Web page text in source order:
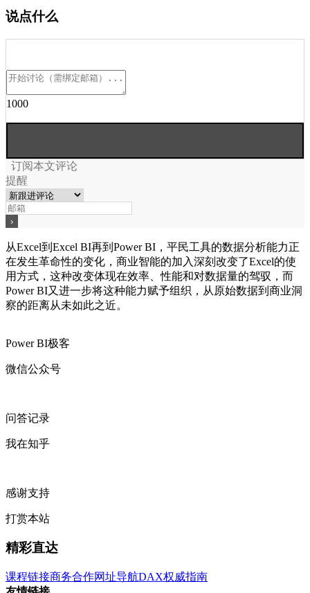
说点什么
1000
订阅本文评论
提醒
从Excel到Excel BI再到Power BI，平民工具的数据分析能力正
在发生革命性的变化，商业智能的加入深刻改变了Excel的使
用方式，这种改变体现在效率、性能和对数据量的驾驭，而
Power BI又进一步将这种能力赋予组织，从原始数据到商业洞
察的距离从未如此之近。
Power BI极客
微信公众号
问答记录
我在知乎
感谢支持
打赏本站
精彩直达
课程链接商务合作网址导航DAX权威指南